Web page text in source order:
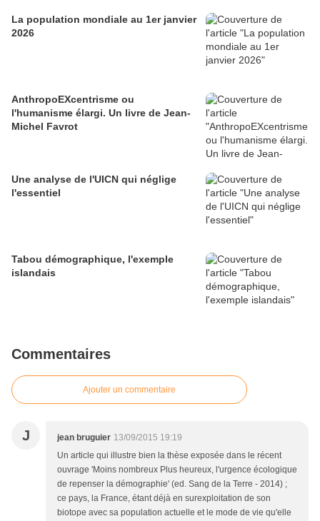
La population mondiale au 1er janvier
2026
AnthropoEXcentrisme ou
l'humanisme élargi. Un livre de Jean-
Michel Favrot
Une analyse de l'UICN qui néglige
l'essentiel
Tabou démographique, l'exemple
islandais
Commentaires
Ajouter un commentaire
J jean bruguier 13/09/2015 19:19
Un article qui illustre bien la thèse exposée dans le récent
ouvrage 'Moins nombreux Plus heureux, l'urgence écologique
de repenser la démographie' (ed. Sang de la Terre - 2014) ;
ce pays, la France, étant déjà en surexploitation de son
biotope avec sa population actuelle et le mode de vie qu'elle